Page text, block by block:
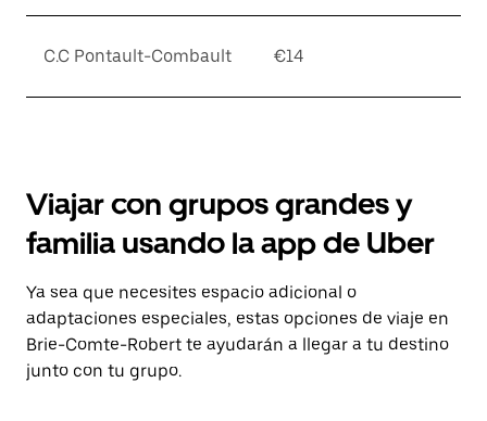
C.C Pontault-Combault €14
Viajar con grupos grandes y
familia usando la app de Uber
Ya sea que necesites espacio adicional o
adaptaciones especiales, estas opciones de viaje en
Brie-Comte-Robert te ayudarán a llegar a tu destino
junto con tu grupo.